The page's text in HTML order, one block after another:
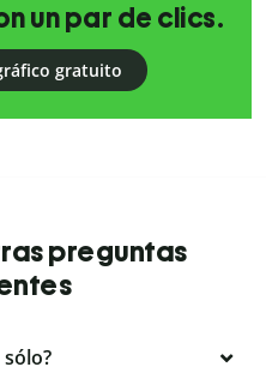
un par de clics.
gratuito
preguntas